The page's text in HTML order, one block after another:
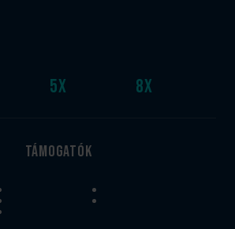
5x 8x
Támogatók